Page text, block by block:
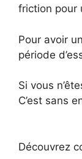
friction pour
Pour avoir
période
Si vous
C’est sans
Découvrez